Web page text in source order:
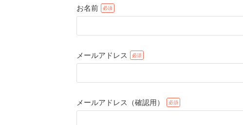
お名前
メールアドレス
メールアドレス（確認用）